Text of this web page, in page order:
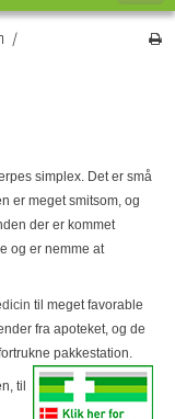
/
simplex. Det er små
er meget smitsom, og
der er kommet
og er nemme at
til meget favorable
fra apoteket, og de
pakkestation.
til